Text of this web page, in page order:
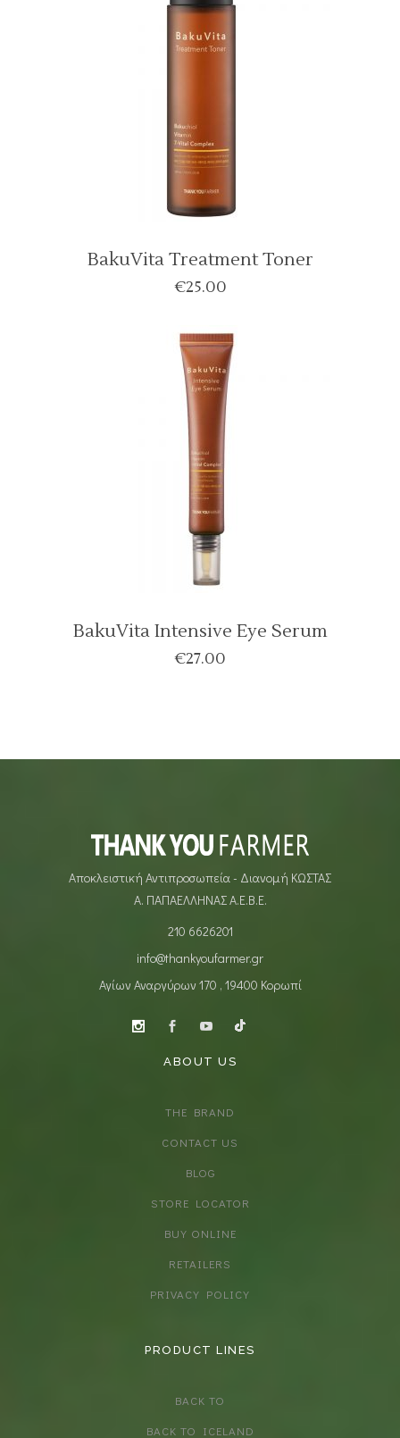
BakuVita Treatment Toner
€25.00
BakuVita Intensive Eye Serum
€27.00
Αποκλειστική Αντιπροσωπεία - Διανομή ΚΩΣΤΑΣ
Α. ΠΑΠΑΕΛΛΗΝΑΣ Α.Ε.Β.Ε.
210 6626201
info@thankyoufarmer.gr
Αγίων Αναργύρων 170 , 19400 Κορωπί
ABOUT US
THE BRAND
CONTACT US
BLOG
STORE LOCATOR
BUY ONLINE
RETAILERS
PRIVACY POLICY
PRODUCT LINES
BACK TO
BACK TO ICELAND